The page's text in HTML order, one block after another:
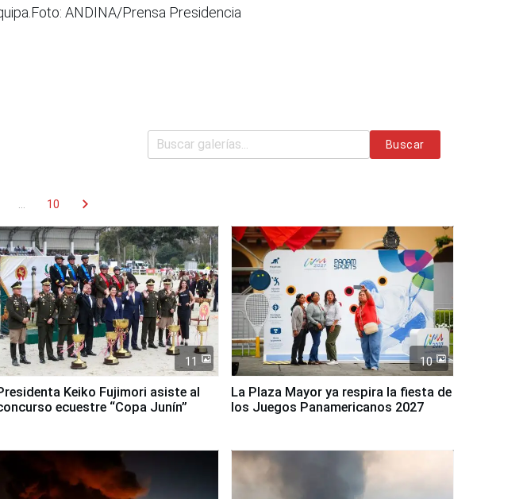
ANDINA/Prensa Presidencia
Buscar
10 chevron_right
11
Keiko Fujimori asiste al
ecuestre “Copa Junín”
10
La Plaza Mayor ya respira la fiesta de
los Juegos Panamericanos 2027